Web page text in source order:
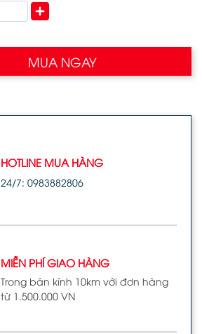
MUA NGAY
HOTLINE MUA HÀNG
24/7: 0983882806
MIỄN PHÍ GIAO HÀNG
Trong bán kính 10km với đơn hàng
từ 1.500.000 VN